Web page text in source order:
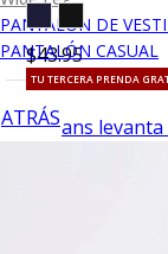
PANTALÓN DE
PANTALÓN CASUAL
ATRÁS
$43.95
TU TERCERA PRENDA
Jeans levanta